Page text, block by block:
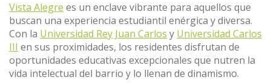
Vista Alegre es un enclave vibrante para aquellos que
buscan una experiencia estudiantil enérgica y diversa.
Con la Universidad Rey Juan Carlos y Universidad Carlos
III en sus proximidades, los residentes disfrutan de
oportunidades educativas excepcionales que nutren la
vida intelectual del barrio y lo llenan de dinamismo.